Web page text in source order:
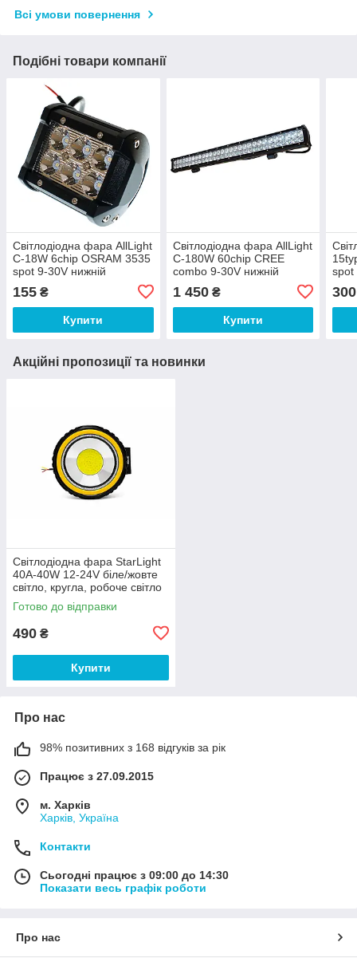
Всі умови повернення
Подібні товари компанії
Світлодіодна фара AllLight
C-18W 6chip OSRAM 3535
spot 9-30V нижній
155 ₴
Купити
Світлодіодна фара AllLight
C-180W 60chip CREE
combo 9-30V нижній
1 450₴
Купити
spot
300
Акційні пропозиції та новинки
Світлодіодна фара StarLight
40A-40W 12-24V біле/жовте
світло, кругла, робоче світло
Готово до відправки
490 ₴
Купити
Про нас
98% позитивних з 168 відгуків за рік
Працює з 27.09.2015
м. Харків
Харків, Україна
Контакти
Сьогодні працює з 09:00 до 14:30
Показати весь графік роботи
Про нас